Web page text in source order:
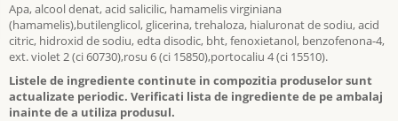
Apa, alcool denat, acid salicilic, hamamelis virginiana
(hamamelis),butilenglicol, glicerina, trehaloza, hialuronat de sodiu, acid
citric, hidroxid de sodiu, edta disodic, bht, fenoxietanol, benzofenona-4,
ext. violet 2 (ci 60730),rosu 6 (ci 15850),portocaliu 4 (ci 15510).
Listele de ingrediente continute in compozitia produselor sunt
actualizate periodic. Verificati lista de ingrediente de pe ambalaj
inainte de a utiliza produsul.